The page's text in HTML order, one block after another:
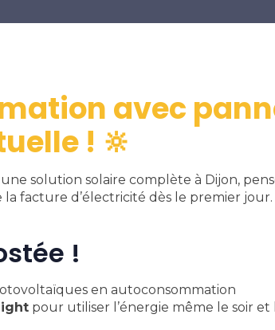
avec
! 🔆
solution solaire complète à Dijon,
la facture d’électricité dès le premier jour.
!
en autoconsommation
pour utiliser l’énergie même le soir et